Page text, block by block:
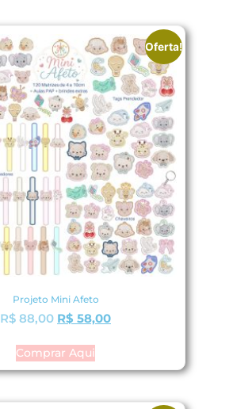
Oferta!
Projeto Mini Afeto
R$ 88,00 R$ 58,00
Comprar Aqui